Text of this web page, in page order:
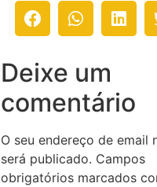
Deixe um
comentário
O seu endereço de email
será publicado. Campos
obrigatórios marcados